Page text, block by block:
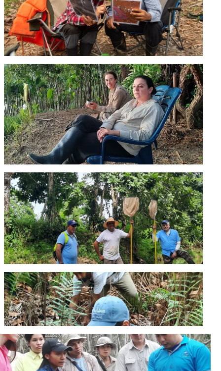
HUMBERTO GARCÉS.
Especialista en Ictiofauna. Profesor Regular Titular e
Investigador de la Escuela de Biología, Universidad de
Panamá.
SAMUEL VALDÉS
Licenciado en Biología. Director de Ictios Panamá.
JORGE HOYOS-SANTILLÁN.
Especialista en dinámica del carbono en turberas.
Universidad de Magallanes, Chile.
MANUEL ARCIA
Docente e Investigador de la Universidad Tecnológica de
ALEXIS BAÚLES.
Especialista en Teledetección y Sistemas de Información
Geográfica. Docente e Investigador del Centro de
Investigaciones Hidráulicas e Hidrológicas, Universidad
Tecnológica de Panamá.
ELEONORA CAROL.
Especialista en Geohidrología de humedales.
Universidad de la Plata/CONICET, Argentina.
MARÍA DEL PILAR ÁLVAREZ.
Especialista en Geohidrología. Instituto Patagónico para
el Estudio de Ecosistemas Continentales/CONICET,
Argentina.